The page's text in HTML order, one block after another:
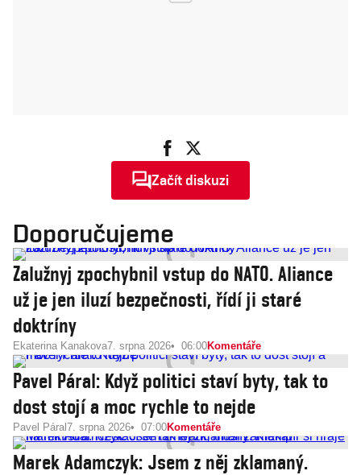
Začít diskuzi
Doporučujeme
Zalužnyj zpochybnil vstup do NATO. Aliance
už je jen iluzí bezpečnosti, řídí ji staré
doktríny
Ekaterina Kanakova7. srpna 2026 06:00Komentáře
Pavel Páral: Když politici staví byty, tak to
dost stojí a moc rychle to nejde
Pavel Páral 7. srpna 2026 07:00Komentáře
Marek Adamczyk: Jsem z něj zklamaný.